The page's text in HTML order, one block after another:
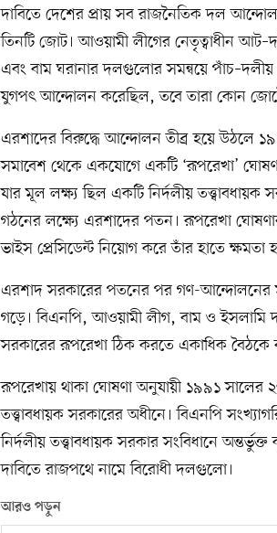
দাবিতে দেশের প্রায় সব রাজনৈতিক দল
তিনটি জোট। আওয়ামী লীগের নেতৃত্বাধীন
এবং বাম ঘরানার দলগুলোর সমন্বয়ে
যুগপৎ আন্দোলন করেছিল, তবে তারা কোন
এরশাদের বিরুদ্ধে আন্দোলন তীব্র হয়ে উঠলে
সমাবেশ থেকে একযোগে একটি ‘রূপরেখা’
যার মূল লক্ষ্য ছিল একটি নির্দলীয় তত্ত্বাবধায়ক
গঠনের লক্ষ্যে এরশাদের পতন। রূপরেখা
ভাইস প্রেসিডেন্ট নিয়োগ করে তাঁর হাতে ক্ষমতা
এরশাদ সরকারের পতনের পর গণ-আন্দোলনের
গড়ে। বিএনপি, আওয়ামী লীগ, বাম ও ইসলামি
সরকারের রূপরেখা ঠিক করতে একাধিক বৈঠকে
রূপরেখায় থাকা ঘোষণা অনুযায়ী ১৯৯১ সালের
তত্ত্বাবধায়ক সরকারের অধীনে। বিএনপি
নির্দলীয় তত্ত্বাবধায়ক সরকার সংবিধানে
দাবিতে রাজপথে নামে বিরোধী দলগুলো।
আরও পড়ুন